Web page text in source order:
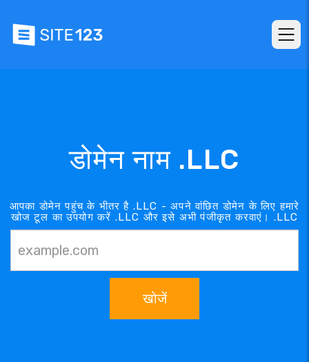
डोमेन नाम .LLC
आपका डोमेन पहुंच के भीतर है .LLC - अपने वांछित डोमेन के लिए हमारे
खोज टूल का उपयोग करें .LLC और इसे अभी पंजीकृत करवाएं। .LLC
खोजें